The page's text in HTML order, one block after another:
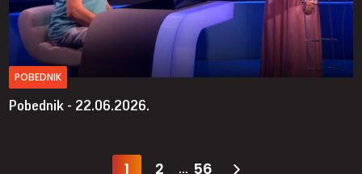
POBEDNIK
Pobednik - 22.06.2026.
1 2 ... 56